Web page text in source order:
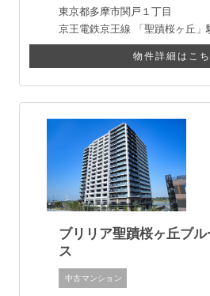
東京都多摩市関戸１丁目
京王電鉄京王線
「聖蹟桜ヶ丘
物件詳細はこち
ブリリア聖蹟桜ヶ丘ブ
ス
中古マンション